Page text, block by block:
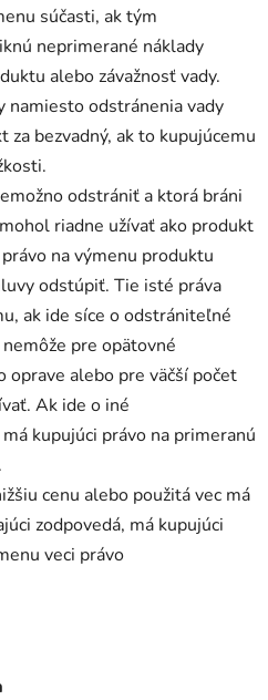
súčasti, ak tým
neprimerané náklady
alebo závažnosť vady.
namiesto odstránenia vady
bezvadný, ak to kupujúcemu
odstrániť a ktorá bráni
riadne užívať ako produkt
na výmenu produktu
odstúpiť. Tie isté práva
ak ide síce o odstrániteľné
pre opätovné
oprave alebo pre väčší počet
Ak ide o iné
kupujúci právo na primeranú
cenu alebo použitá vec má
zodpovedá, má kupujúci
veci právo